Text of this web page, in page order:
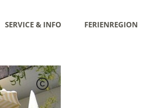
SERVICE & INFO FERIENREGION